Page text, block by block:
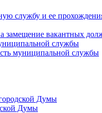
службу и ее
замещение вакантных
службы
муниципальной службы
Думы
Думы